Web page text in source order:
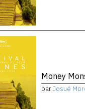
Money
parJosué